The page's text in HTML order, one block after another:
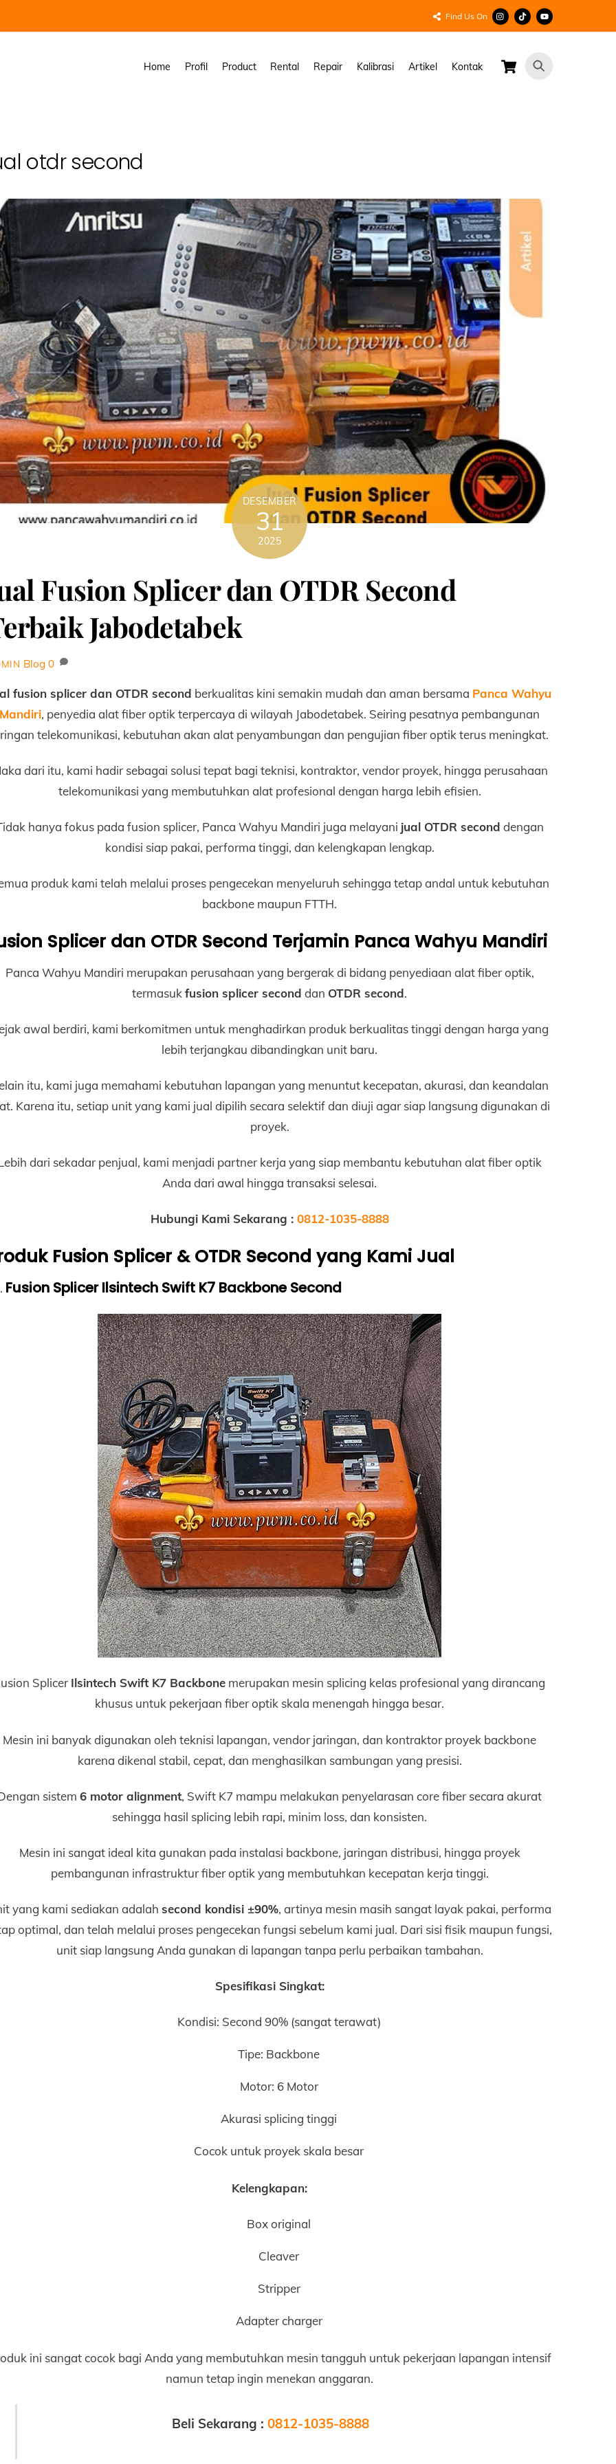
Find Us On
Cart
Home Profil Product Rental Repair Kalibrasi Artikel Kontak
otdr second
DESEMBER
31
2025
Fusion Splicer dan OTDR Second
Jabodetabek
Blog 0
fusion splicer dan OTDR second berkualitas kini semakin mudah dan aman bersama Panca Wahyu
Mandiri, penyedia alat fiber optik terpercaya di wilayah Jabodetabek. Seiring pesatnya pembangunan
telekomunikasi, kebutuhan akan alat penyambungan dan pengujian fiber optik terus meningkat.
dari itu, kami hadir sebagai solusi tepat bagi teknisi, kontraktor, vendor proyek, hingga perusahaan
telekomunikasi yang membutuhkan alat profesional dengan harga lebih efisien.
hanya fokus pada fusion splicer, Panca Wahyu Mandiri juga melayani jual OTDR second dengan
kondisi siap pakai, performa tinggi, dan kelengkapan lengkap.
produk kami telah melalui proses pengecekan menyeluruh sehingga tetap andal untuk kebutuhan
backbone maupun FTTH.
Splicer dan OTDR Second Terjamin Panca Wahyu Mandiri
Panca Wahyu Mandiri merupakan perusahaan yang bergerak di bidang penyediaan alat fiber optik,
termasukfusion splicer second dan OTDR second.
awal berdiri, kami berkomitmen untuk menghadirkan produk berkualitas tinggi dengan harga yang
lebih terjangkau dibandingkan unit baru.
itu, kami juga memahami kebutuhan lapangan yang menuntut kecepatan, akurasi, dan keandalan
Karena itu, setiap unit yang kami jual dipilih secara selektif dan diuji agar siap langsung digunakan di
proyek.
dari sekadar penjual, kami menjadi partner kerja yang siap membantu kebutuhan alat fiber optik
Anda dari awal hingga transaksi selesai.
Hubungi Kami Sekarang : 0812-1035-8888
Fusion Splicer & OTDR Second yang Kami Jual
Fusion Splicer Ilsintech Swift K7 Backbone Second
Splicer Ilsintech Swift K7 Backbone merupakan mesin splicing kelas profesional yang dirancang
khusus untuk pekerjaan fiber optik skala menengah hingga besar.
Mesin ini banyak digunakan oleh teknisi lapangan, vendor jaringan, dan kontraktor proyek backbone
karena dikenal stabil, cepat, dan menghasilkan sambungan yang presisi.
sistem6 motor alignment, Swift K7 mampu melakukan penyelarasan core fiber secara akurat
sehingga hasil splicing lebih rapi, minim loss, dan konsisten.
Mesin ini sangat ideal kita gunakan pada instalasi backbone, jaringan distribusi, hingga proyek
pembangunan infrastruktur fiber optik yang membutuhkan kecepatan kerja tinggi.
yang kami sediakan adalahsecond kondisi ±90%, artinya mesin masih sangat layak pakai, performa
optimal, dan telah melalui proses pengecekan fungsi sebelum kami jual. Dari sisi fisik maupun fungsi,
unit siap langsung Anda gunakan di lapangan tanpa perlu perbaikan tambahan.
Spesifikasi Singkat:
Kondisi: Second 90% (sangat terawat)
Tipe: Backbone
Motor: 6 Motor
Akurasi splicing tinggi
Cocok untuk proyek skala besar
Kelengkapan:
Box original
Cleaver
Stripper
Adapter charger
ini sangat cocok bagi Anda yang membutuhkan mesin tangguh untuk pekerjaan lapangan intensif
namun tetap ingin menekan anggaran.
Beli Sekarang :0812-1035-8888